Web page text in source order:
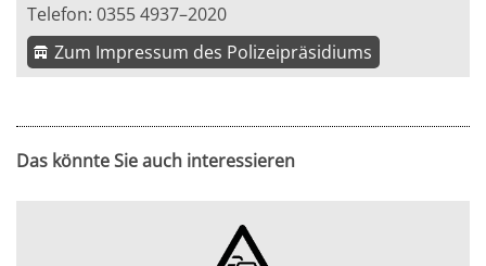
Telefon: 0355 4937–2020
Zum Impressum des Polizeipräsidiums
Das könnte Sie auch interessieren